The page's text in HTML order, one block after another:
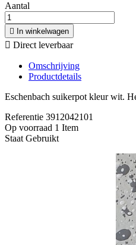
Aantal
 In winkelwagen
 Direct leverbaar
Omschrijving
Productdetails
Eschenbach suikerpot kleur wit.
Referentie 3912042101
Op voorraad 1 Item
StaatGebruikt